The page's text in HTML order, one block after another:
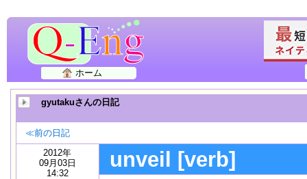
ホーム
gyutakuさんの日記
≪前の日記
2012年
09月03日
14:32
unveil [verb]